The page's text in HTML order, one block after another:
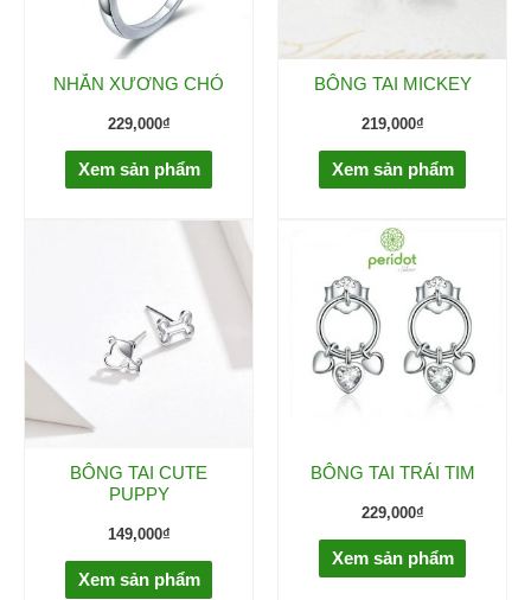
NHẪN XƯƠNG CHÓ
229,000₫
Xem sản phẩm
BÔNG TAI MICKEY
219,000₫
Xem sản phẩm
BÔNG TAI CUTE
PUPPY
149,000₫
Xem sản phẩm
BÔNG TAI TRÁI TIM
229,000₫
Xem sản phẩm